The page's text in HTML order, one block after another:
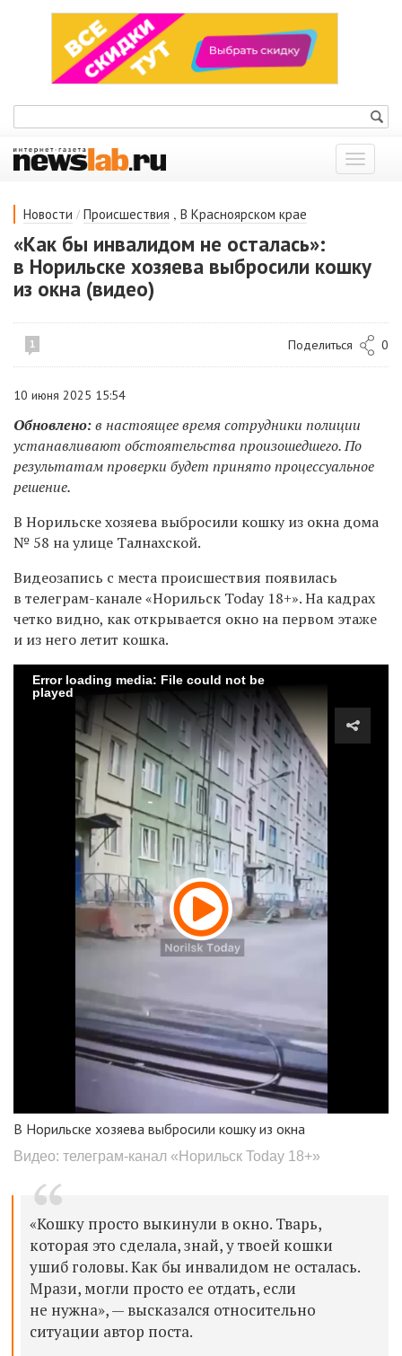
Показать
меню
Новости / Происшествия , В Красноярском крае
«Как бы инвалидом не осталась»:
в Норильске хозяева выбросили кошку
из окна (видео)
1 Поделиться 0
10 июня 2025 15:54
Обновлено:в настоящее время сотрудники полиции
устанавливают обстоятельства произошедшего. По
результатам проверки будет принято процессуальное
решение.
В Норильске хозяева выбросили кошку из окна дома
№ 58 на улице Талнахской.
Видеозапись с места происшествия появилась
в телеграм-канале «Норильск Today 18+». На кадрах
четко видно, как открывается окно на первом этаже
и из него летит кошка.
Error loading media: File could not be
played
В Норильске хозяева выбросили кошку из окна
Видео: телеграм-канал «Норильск Today 18+»
«Кошку просто выкинули в окно. Тварь,
которая это сделала, знай, у твоей кошки
ушиб головы. Как бы инвалидом не осталась.
Мрази, могли просто ее отдать, если
не нужна», — высказался относительно
ситуации автор поста.